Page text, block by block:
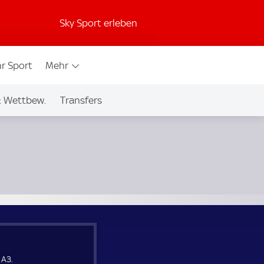
Sky Sport erleben
Sport Mehr
Wettbew. Transfers